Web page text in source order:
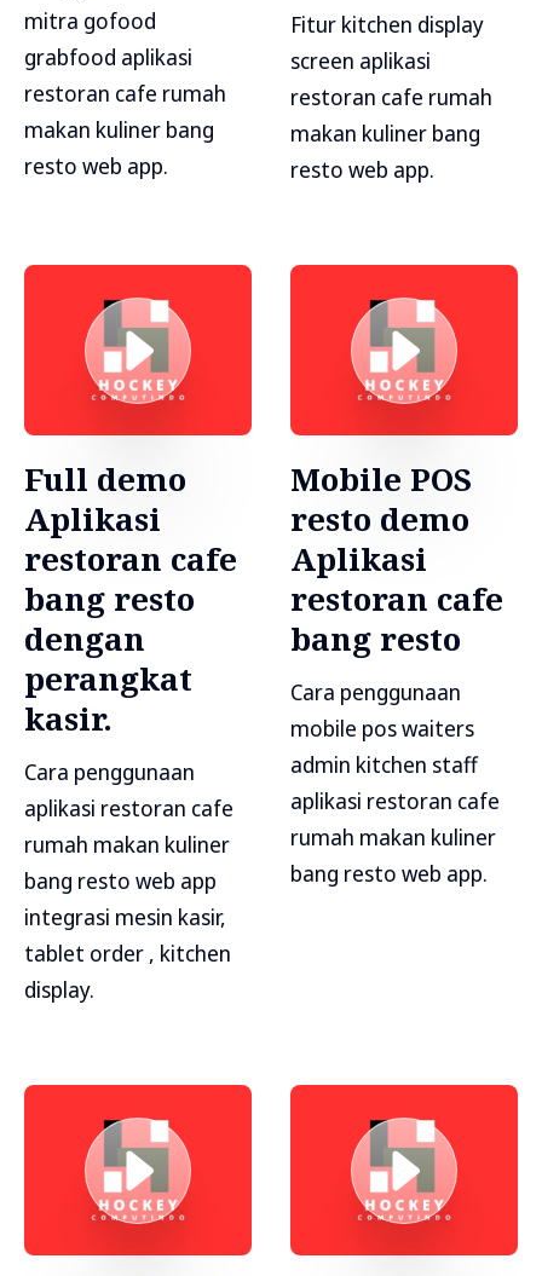
mitra gofood
grabfood aplikasi
restoran cafe rumah
makan kuliner bang
resto web app.
Fitur kitchen display
screen aplikasi
restoran cafe rumah
makan kuliner bang
resto web app.
Full demo
Aplikasi
restoran cafe
bang resto
dengan
perangkat
kasir.
Cara penggunaan
aplikasi restoran cafe
rumah makan kuliner
bang resto web app
integrasi mesin kasir,
tablet order , kitchen
display.
Mobile POS
resto demo
Aplikasi
restoran cafe
bang resto
Cara penggunaan
mobile pos waiters
admin kitchen staff
aplikasi restoran cafe
rumah makan kuliner
bang resto web app.